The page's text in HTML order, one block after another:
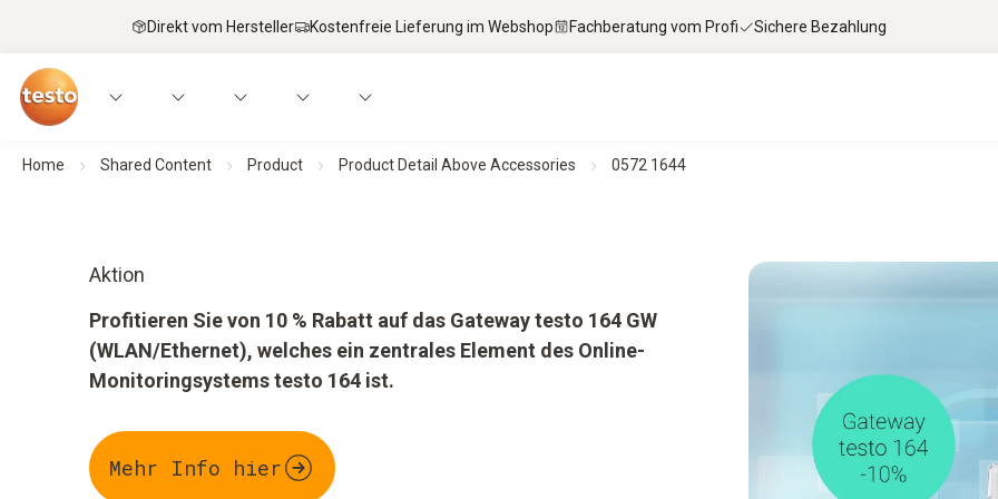
Direkt vom Hersteller Kostenfreie Lieferung im Webshop Fachberatung vom Profi Sichere Bezahlung
Home Shared Content Product Product Detail Above Accessories 0572 1644
Aktion
Profitieren Sie von 10 % Rabatt auf das Gateway testo 164 GW
(WLAN/Ethernet), welches ein zentrales Element des Online-
Monitoringsystems testo 164 ist.
Mehr Info hier